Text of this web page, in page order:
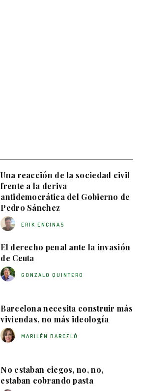
Una reacción de la sociedad civil
frente a la deriva
antidemocrática del Gobierno de
Pedro Sánchez
ERIK ENCINAS
El derecho penal ante la invasión
de Ceuta
GONZALO QUINTERO
Barcelona necesita construir más
viviendas, no más ideología
MARILÉN BARCELÓ
No estaban ciegos, no, no,
estaban cobrando pasta